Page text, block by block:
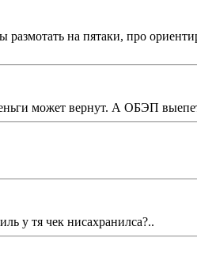
на пятаки, про
может вернут. А ОБЭП
у тя чек нисахранилса?..